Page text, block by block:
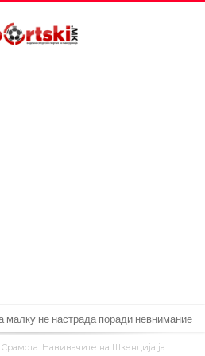
малку не настрада поради невнимание
носи замена од Арсенал
Навивачите на Шкендија ја